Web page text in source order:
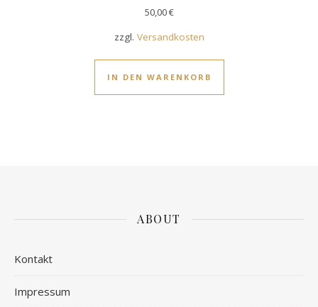
50,00€
zzgl. Versandkosten
IN DEN WARENKORB
ABOUT
Kontakt
Impressum